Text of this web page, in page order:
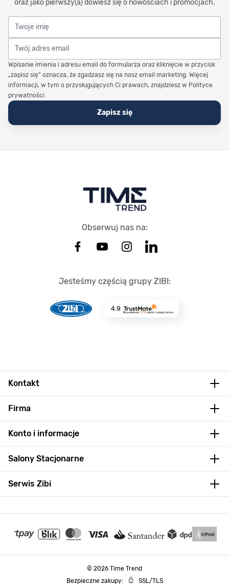
oraz jako pierwszy(a) dowiesz się o nowościach i promocjach.
Twoje imię
Twój adres email
Wpisanie imienia i adresu email do formularza oraz kliknięcie w przycisk
„zapisz się” oznacza, że zgadzasz się na nasz email marketing. Więcej
informacji, w tym o przysługujących Ci prawach, znajdziesz w Polityce
prywatności.
Zapisz się
Obserwuj nas na:
Jesteśmy częścią grupy ZIBI:
4.9
Na podstawie 8719opinii z całego okresu
Kontakt
Firma
Konto i informacje
Salony Stacjonarne
Serwis Zibi
© 2026 Time Trend
Bezpieczne zakupy:
SSL/TLS